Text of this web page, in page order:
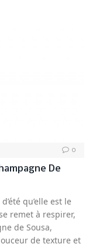
0
De
qu’elle est le
remet à respirer,
de Sousa,
de texture et